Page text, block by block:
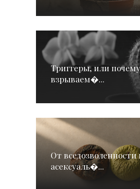
Триггеры, или
взрываем�...
От вседозволенности
асексуаль�...